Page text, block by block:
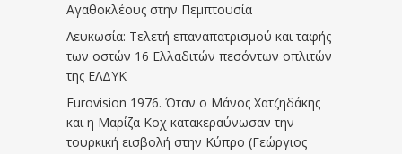
Αγαθοκλέους στην Πεμπτουσία
Λευκωσία: Τελετή επαναπατρισμού και ταφής
των οστών 16 Ελλαδιτών πεσόντων οπλιτών
της ΕΛΔΥΚ
Eurovision 1976. Όταν ο Μάνος Χατζηδάκης
και η Μαρίζα Κοχ κατακεραύνωσαν την
τουρκική εισβολή στην Κύπρο (Γεώργιος